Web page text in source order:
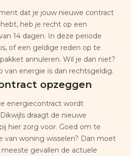
dat je jouw nieuwe contract
heb je recht op een
14 dagen. In deze periode
of een geldige reden op te
annuleren. Wil je dan niet?
van energie is dan rechtsgeldig.
opzeggen
energiecontract wordt
draagt de nieuwe
hier zorg voor. Goed om te
van woning wisselen? Dan moet
meeste gevallen de actuele